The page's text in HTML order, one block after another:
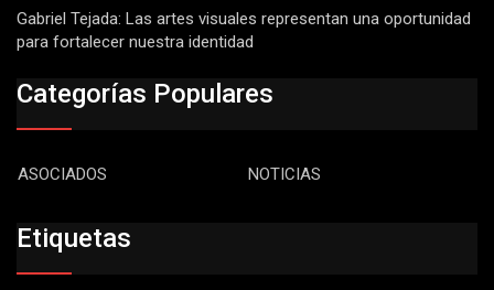
Gabriel Tejada: Las artes visuales representan una oportunidad
para fortalecer nuestra identidad
Categorías Populares
ASOCIADOS NOTICIAS
Etiquetas